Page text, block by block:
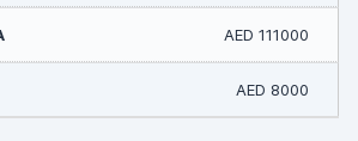
AED 111000
AED 8000